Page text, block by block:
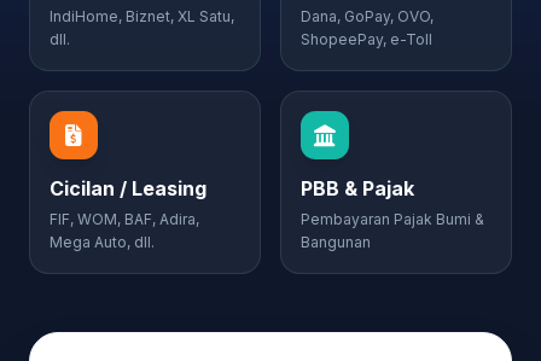
IndiHome, Biznet, XL Satu,
dll.
Dana, GoPay, OVO,
ShopeePay, e-Toll
Cicilan / Leasing
FIF, WOM, BAF, Adira,
Mega Auto, dll.
PBB & Pajak
Pembayaran Pajak Bumi &
Bangunan